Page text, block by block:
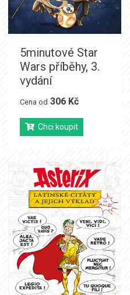
5minutové Star
Wars příběhy, 3.
vydání
Cena od 306 Kč
Chci koupit